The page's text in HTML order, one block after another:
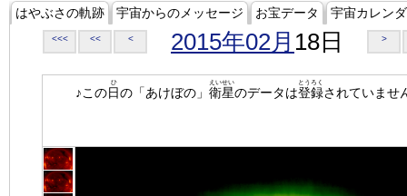
はやぶさの軌跡 宇宙からのメッセージ お宝データ 宇宙カレン
<<< << < 2015年02月 18日 >
♪この日
ひ
の「あけぼの」 衛星
えいせい
のデータは登録
とうろく
されていませ